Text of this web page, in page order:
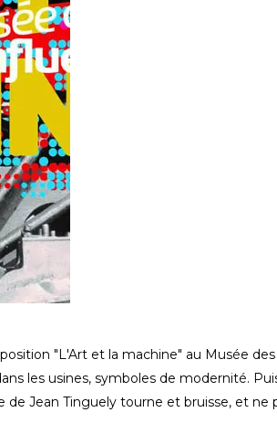
"L'Art et la machine" au Musée
les usines, symboles de modernité.
Jean Tinguely tourne et bruisse, et ne